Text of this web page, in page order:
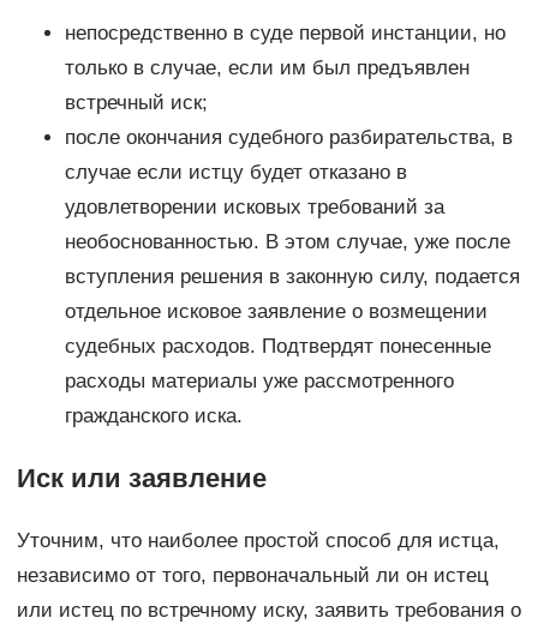
непосредственно в суде первой инстанции, но
только в случае, если им был предъявлен
встречный иск;
после окончания судебного разбирательства, в
случае если истцу будет отказано в
удовлетворении исковых требований за
необоснованностью. В этом случае, уже после
вступления решения в законную силу, подается
отдельное исковое заявление о возмещении
судебных расходов. Подтвердят понесенные
расходы материалы уже рассмотренного
гражданского иска.
Иск или заявление
Уточним, что наиболее простой способ для истца,
независимо от того, первоначальный ли он истец
или истец по встречному иску, заявить требования о